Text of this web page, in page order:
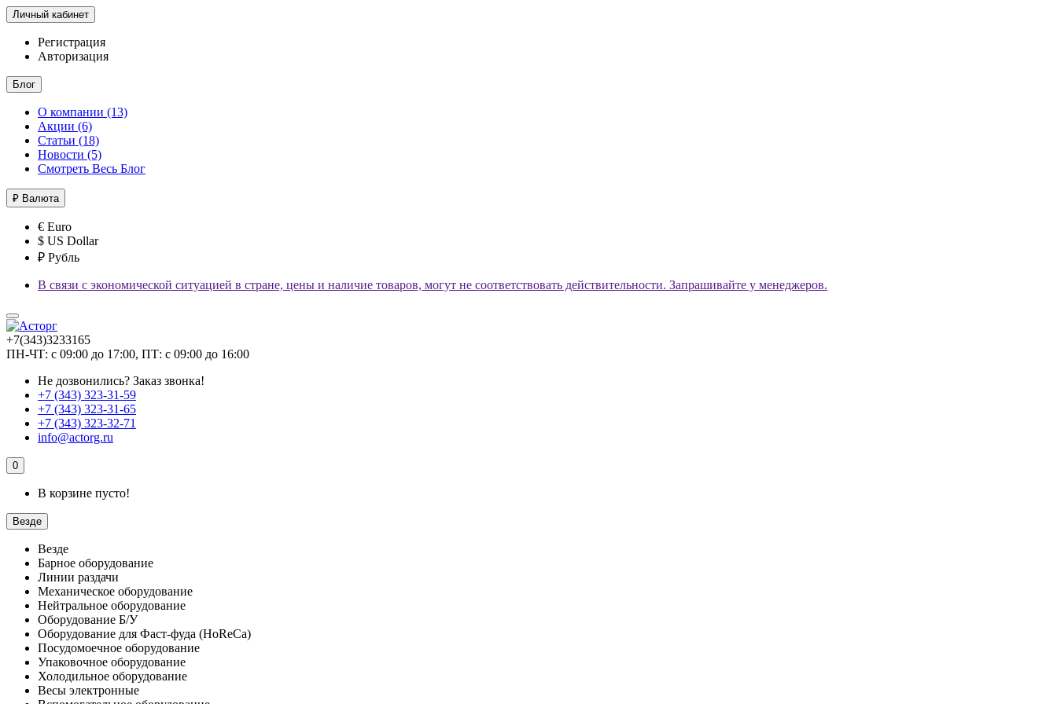
Личный кабинет
Регистрация
Авторизация
Блог
О компании (13)
Акции (6)
Статьи (18)
Новости (5)
Смотреть Весь Блог
₽ Валюта
€ Euro
$ US Dollar
₽ Рубль
В связи с экономической ситуацией в стране, цены и наличие товаров, могут не соответствовать действительности. Запрашивайте у менеджеров.
+7(343)3233165
ПН-ЧТ: с 09:00 до 17:00, ПТ: с 09:00 до 16:00
Не дозвонились? Заказ звонка!
+7 (343) 323-31-59
+7 (343) 323-31-65
+7 (343) 323-32-71
info@actorg.ru
0
В корзине пусто!
Везде
Везде
Барное оборудование
Линии раздачи
Механическое оборудование
Нейтральное оборудование
Оборудование Б/У
Оборудование для Фаст-фуда (HoReCa)
Посудомоечное оборудование
Упаковочное оборудование
Холодильное оборудование
Весы электронные